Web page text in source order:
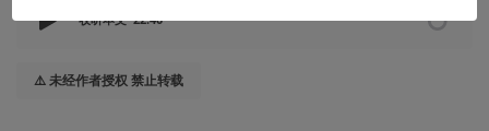
收听本文 22:40
⚠️ 未经作者授权 禁止转载